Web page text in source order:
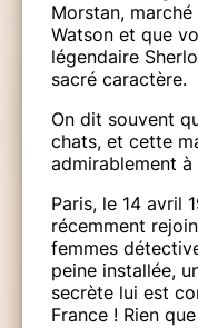
Morstan,
Watson et que
légendaire
sacré caractère.
On dit souvent
chats, et cette
admirablement
Paris, le 14 avril
récemment
femmes
peine installée,
secrète lui est
France ! Rien que